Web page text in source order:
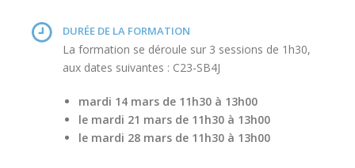
DURÉE DE LA FORMATION
La formation se déroule sur 3 sessions de 1h30,
aux dates suivantes : C23-SB4J
mardi 14 mars de 11h30 à 13h00
le mardi 21 mars de 11h30 à 13h00
le mardi 28 mars de 11h30 à 13h00